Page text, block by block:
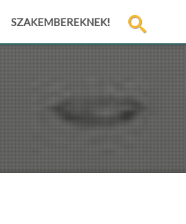
SZAKEMBEREKNEK!